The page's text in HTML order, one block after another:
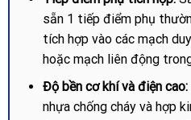
sẵn 1 tiếp điểm phụ
tích hợp vào các mạch
hoặc mạch liên động
Độ bền cơ khí và điện cao:
nhựa chống cháy và hợp